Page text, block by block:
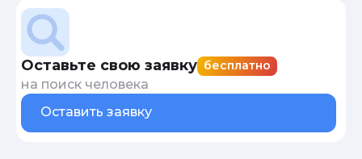
Оставьте свою заявку бесплатно
на поиск человека
Оставить заявку